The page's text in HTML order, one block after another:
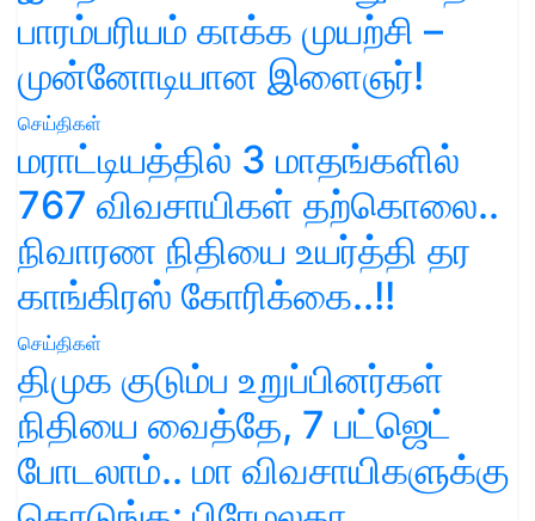
பாரம்பரியம் காக்க முயற்சி –
முன்னோடியான இளைஞர்!
செய்திகள்
மராட்டியத்தில் 3 மாதங்களில்
767 விவசாயிகள் தற்கொலை..
நிவாரண நிதியை உயர்த்தி தர
காங்கிரஸ் கோரிக்கை..!!
செய்திகள்
திமுக குடும்ப உறுப்பினர்கள்
நிதியை வைத்தே, 7 பட்ஜெட்
போடலாம்.. மா விவசாயிகளுக்கு